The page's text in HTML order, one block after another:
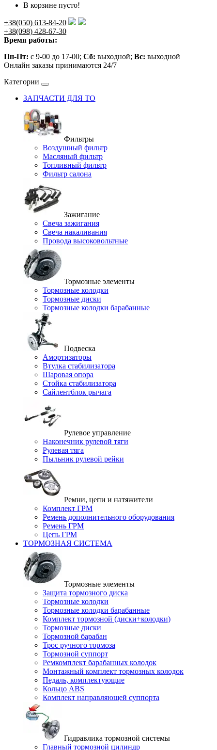
В корзине пусто!
+38(050) 613-84-20
+38(098) 428-67-30
Время работы:
Пн-Пт: с 9-00 до 17-00; Сб: выходной; Вс: выходной
Онлайн заказы принимаются 24/7
Категории
ЗАПЧАСТИ ДЛЯ ТО
Фильтры
Воздушный фильтр
Масляный фильтр
Топливный фильтр
Фильтр салона
Зажигание
Свеча зажигания
Свеча накаливания
Провода высоковольтные
Тормозные элементы
Тормозные колодки
Тормозные диски
Тормозные колодки барабанные
Подвеска
Амортизаторы
Втулка стабилизатора
Шаровая опора
Стойка стабилизатора
Сайлентблок рычага
Рулевое управление
Наконечник рулевой тяги
Рулевая тяга
Пыльник рулевой рейки
Ремни, цепи и натяжители
Комплект ГРМ
Ремень дополнительного оборудования
Ремень ГРМ
Цепь ГРМ
ТОРМОЗНАЯ СИСТЕМА
Тормозные элементы
Защита тормозного диска
Тормозные колодки
Тормозные колодки барабанные
Комплект тормозной (диски+колодки)
Тормозные диски
Тормозной барабан
Трос ручного тормоза
Тормозной суппорт
Ремкомплект барабанных колодок
Монтажный комплект тормозных колодок
Педаль, комплектующие
Кольцо ABS
Комплект направляющей суппорта
Гидравлика тормозной системы
Главный тормозной цилиндр